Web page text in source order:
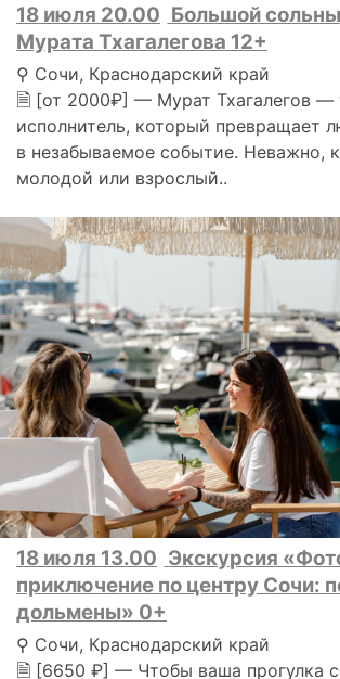
18 июля 20.00 Большой
Мурата Тхагалегова 12+
⚲ Сочи, Краснодарский край
🗎 [от 2000₽] — Мурат Тхагалегов —
исполнитель, который превращает
в незабываемое событие. Неважно,
молодой или взрослый..
18 июля 13.00 Экскурсия
приключение по центру Сочи:
дольмены» 0+
⚲ Сочи, Краснодарский край
🗎 [6650 ₽] — Чтобы ваша прогулка